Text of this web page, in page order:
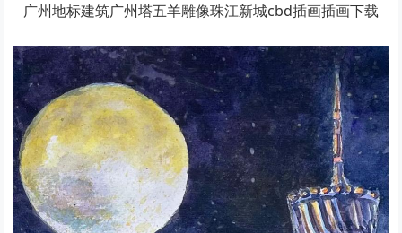
广州地标建筑广州塔五羊雕像珠江新城cbd插画插画下载